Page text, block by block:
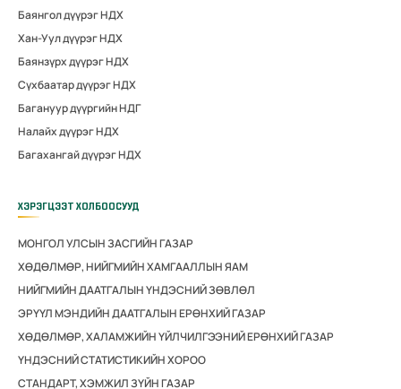
Баянгол дүүрэг НДХ
Хан-Уул дүүрэг НДХ
Баянзүрх дүүрэг НДХ
Сүхбаатар дүүрэг НДХ
Багануур дүүргийн НДГ
Налайх дүүрэг НДХ
Багахангай дүүрэг НДХ
ХЭРЭГЦЭЭТ ХОЛБООСУУД
МОНГОЛ УЛСЫН ЗАСГИЙН ГАЗАР
ХӨДӨЛМӨР, НИЙГМИЙН ХАМГААЛЛЫН ЯАМ
НИЙГМИЙН ДААТГАЛЫН ҮНДЭСНИЙ ЗӨВЛӨЛ
ЭРҮҮЛ МЭНДИЙН ДААТГАЛЫН ЕРӨНХИЙ ГАЗАР
ХӨДӨЛМӨР, ХАЛАМЖИЙН ҮЙЛЧИЛГЭЭНИЙ ЕРӨНХИЙ ГАЗАР
ҮНДЭСНИЙ СТАТИСТИКИЙН ХОРОО
СТАНДАРТ, ХЭМЖИЛ ЗҮЙН ГАЗАР